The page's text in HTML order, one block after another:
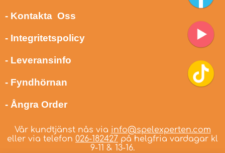
- Kontakta Oss
- Integritetspolicy
- Leveransinfo
- Fyndhörnan
- Ångra Order
Vår kundtjänst nås via info@spelexperten.com
eller via telefon 026-182427 på helgfria vardagar kl
9-11 & 13-16.